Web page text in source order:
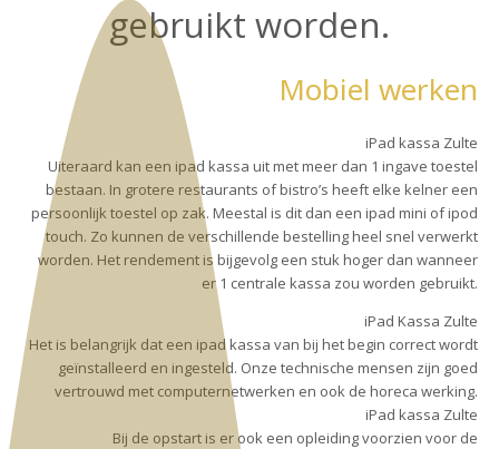
gebruikt worden.
Mobiel werken
iPad kassa Zulte
Uiteraard kan een ipad kassa uit met meer dan 1 ingave toestel
bestaan. In grotere restaurants of bistro’s heeft elke kelner een
persoonlijk toestel op zak. Meestal is dit dan een ipad mini of ipod
touch. Zo kunnen de verschillende bestelling heel snel verwerkt
worden. Het rendement is bijgevolg een stuk hoger dan wanneer
er 1 centrale kassa zou worden gebruikt.
iPad Kassa Zulte
Het is belangrijk dat een ipad kassa van bij het begin correct wordt
geïnstalleerd en ingesteld. Onze technische mensen zijn goed
vertrouwd met computernetwerken en ook de horeca werking.
iPad kassa Zulte
Bij de opstart is er ook een opleiding voorzien voor de